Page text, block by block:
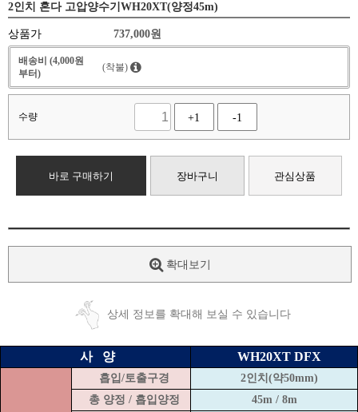
2인치 혼다 고압양수기WH20XT(양정45m)
상품가 737,000원
배송비 (4,000원
부터)
(착불)
수량 +1 -1
바로 구매하기 장바구니 관심상품
확대보기
상세 정보를 확대해 보실 수 있습니다
사 양 WH20XT DFX
흡입/토출구경
2인치(약50mm)
총 양정 / 흡입양정
45m / 8m